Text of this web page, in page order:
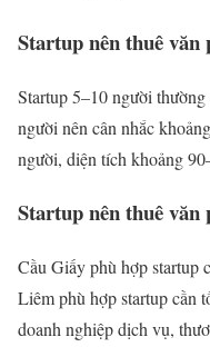
Startup nên thuê văn
Startup 5–10 người
người nên cân nhắc
người, diện tích khoảng
Startup nên thuê
Cầu Giấy phù hợp startup
Liêm phù hợp startup cần
doanh nghiệp dịch vụ,